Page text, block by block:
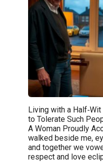
Living with a
to Tolerate Such
A Woman Proudly
walked beside me,
and together we
respect and love